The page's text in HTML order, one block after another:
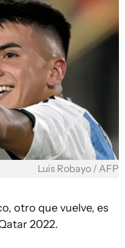
Luis Robayo / AFP
otro que vuelve, es
2022.